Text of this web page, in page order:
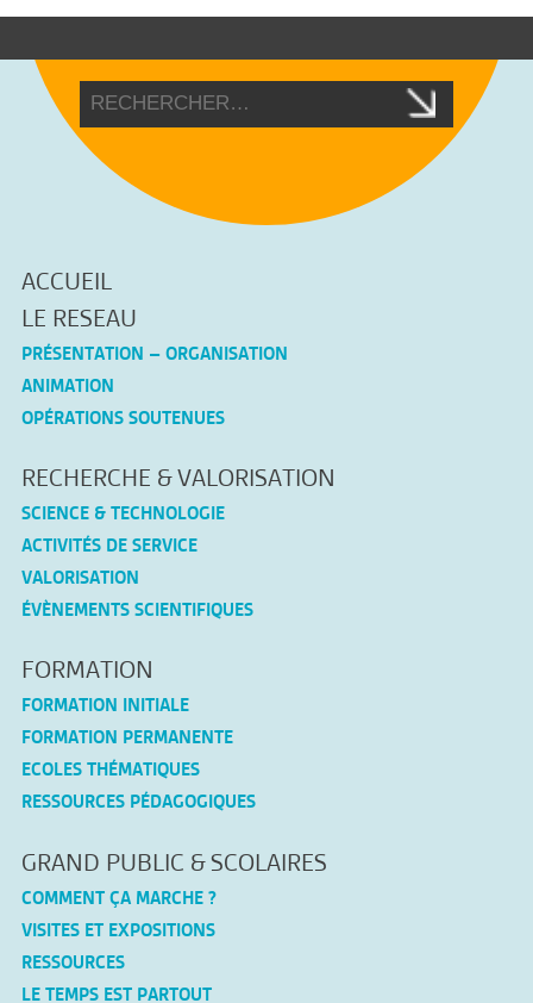
ACCUEIL
LE RESEAU
PRÉSENTATION – ORGANISATION
ANIMATION
OPÉRATIONS SOUTENUES
RECHERCHE & VALORISATION
SCIENCE & TECHNOLOGIE
ACTIVITÉS DE SERVICE
VALORISATION
ÉVÈNEMENTS SCIENTIFIQUES
FORMATION
FORMATION INITIALE
FORMATION PERMANENTE
ECOLES THÉMATIQUES
RESSOURCES PÉDAGOGIQUES
GRAND PUBLIC & SCOLAIRES
COMMENT ÇA MARCHE ?
VISITES ET EXPOSITIONS
RESSOURCES
LE TEMPS EST PARTOUT